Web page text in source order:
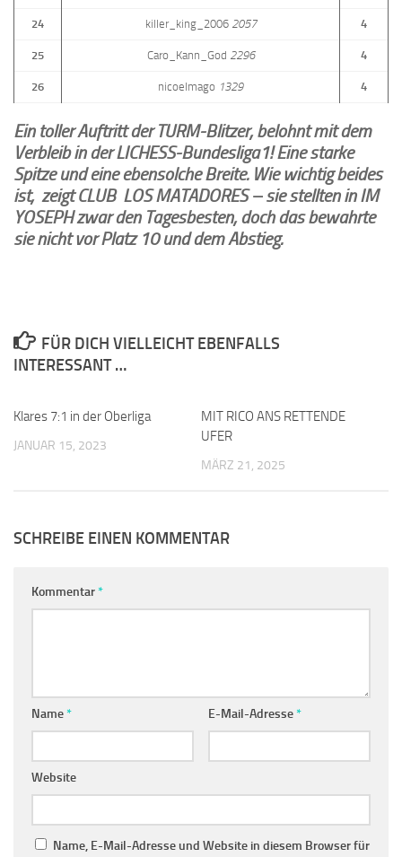
24 killer_king_20062057 4
25 Caro_Kann_God 2296 4
26 nicoelmago 1329 4
Ein toller Auftritt der TURM-Blitzer, belohnt mit dem
Verbleib in der LICHESS-Bundesliga1! Eine starke
Spitze und eine ebensolche Breite. Wie wichtig beides
ist, zeigt CLUB LOS MATADORES – sie stellten in IM
YOSEPH zwarden Tagesbesten, doch das bewahrte
sie nicht vor Platz 10 und dem Abstieg.
FÜR DICH VIELLEICHT EBENFALLS
INTERESSANT …
Klares 7:1 in der Oberliga
JANUAR 15, 2023
MIT RICO ANS RETTENDE
UFER
MÄRZ 21, 2025
SCHREIBE EINEN KOMMENTAR
Kommentar*
Name* E-Mail-Adresse*
Website
Name, E-Mail-Adresse und Website in diesem Browser für